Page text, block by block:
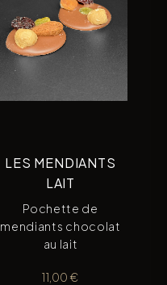
LES MENDIANTS
LAIT
Pochette de
mendiants chocolat
au lait
11,00 €